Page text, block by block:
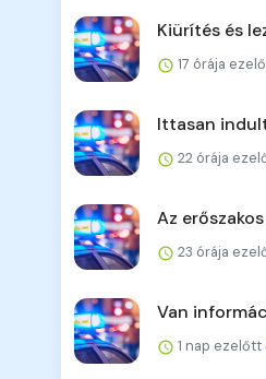
Kiürítés és
17 órája
Ittasan
22 órája
Az
23 órája
Van
1 nap ezelőtt